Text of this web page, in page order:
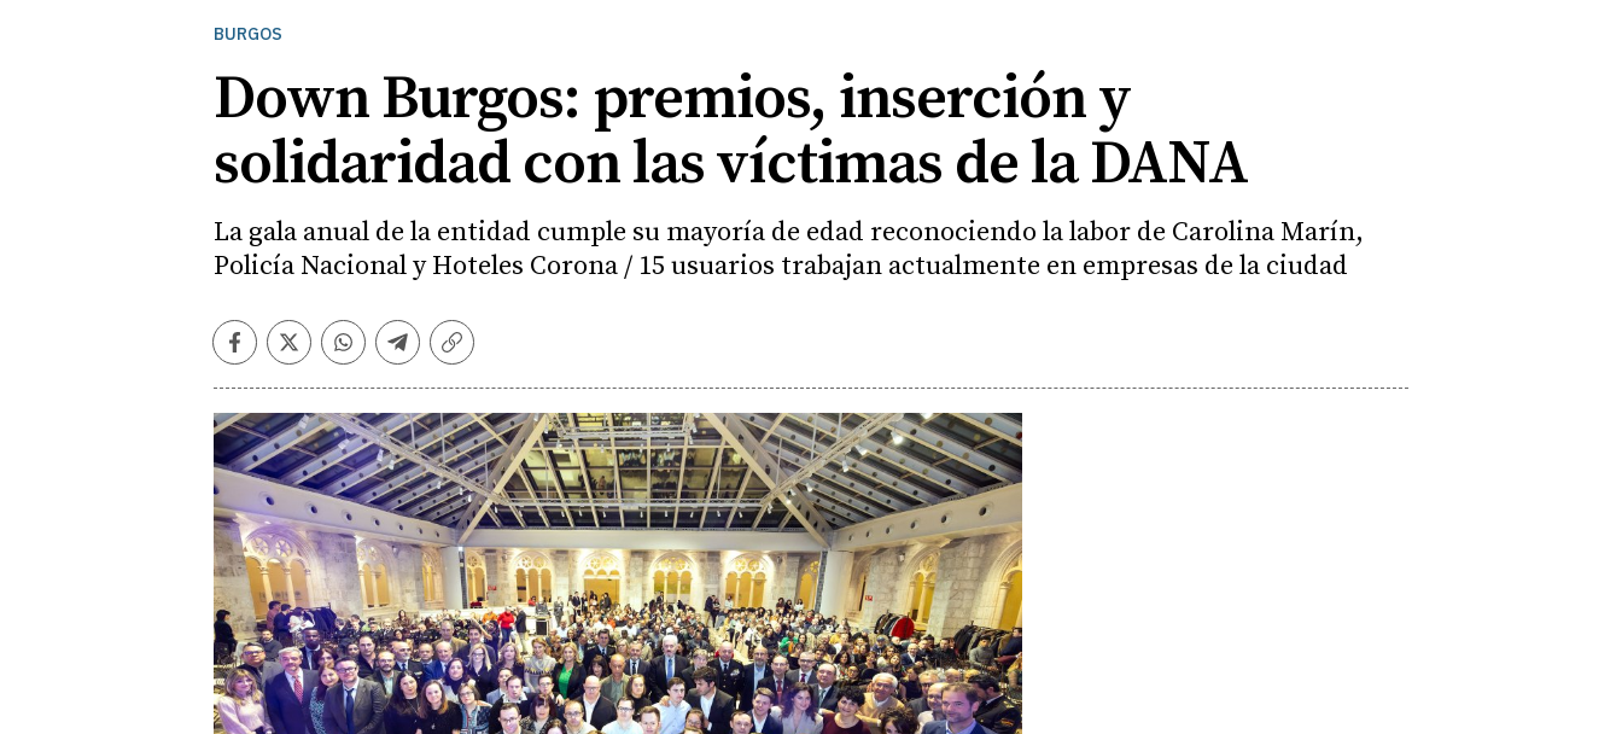
BURGOS
Down Burgos: premios, inserción y
solidaridad con las víctimas de la DANA
La gala anual de la entidad cumple su mayoría de edad reconociendo la labor de Carolina Marín,
Policía Nacional y Hoteles Corona / 15 usuarios trabajan actualmente en empresas de la ciudad
Facebook
TwitterWhatsapp
Telegram
Copiar